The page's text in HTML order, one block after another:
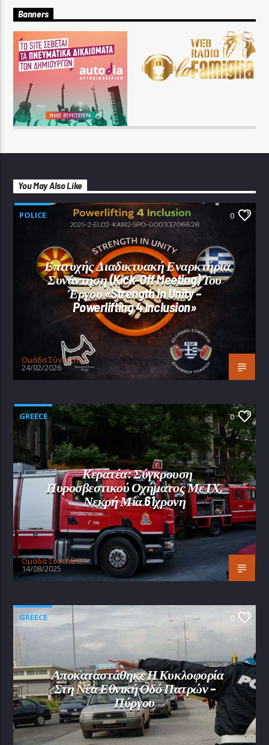
Banners
You May Also Like
POLICE 0
Επιτυχής Διαδικτυακή Εναρκτήρια
Συνάντηση (Kick-Off Meeting) Του
Έργου «Strength In Unity –
Powerlifting 4 Inclusion»
Oμάδα Σύνταξης Ι
24/02/2026
GREECE 0
Κερατέα: Σύγκρουση
Πυροσβεστικού Οχήματος Με ΙΧ,
Νεκρή Μία 61χρονη
Oμάδα Σύνταξης Ι
14/08/2025
GREECE 0
Αποκαταστάθηκε Η Κυκλοφορία
Στη Νέα Εθνική Οδό Πατρών –
Πύργου